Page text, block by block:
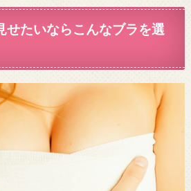
せたいならこんなブラを選